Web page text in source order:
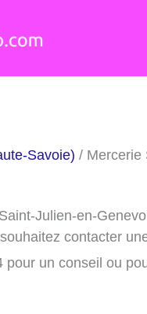
Savoie) / Mercerie
Julien-en-
contacter
un conseil ou